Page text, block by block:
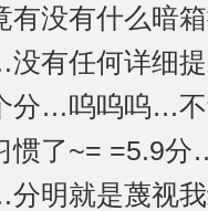
有没有什么暗
有任何详细
分…呜呜呜…不
惯了~= =5.9
明就是蔑视